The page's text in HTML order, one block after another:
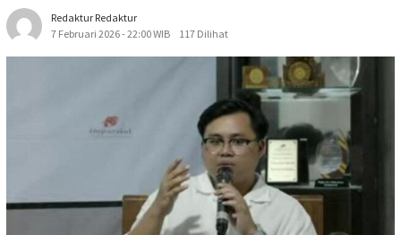
Redaktur Redaktur
7 Februari 2026 - 22:00 WIB
117 Dilihat